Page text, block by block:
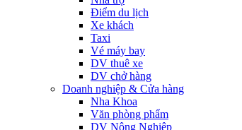
Điểm du lịch
Xe khách
Taxi
Vé máy bay
DV thuê xe
DV chở hàng
Doanh nghiệp & Cửa hàng
Nha Khoa
Văn phòng phẩm
DV Nông Nghiệp